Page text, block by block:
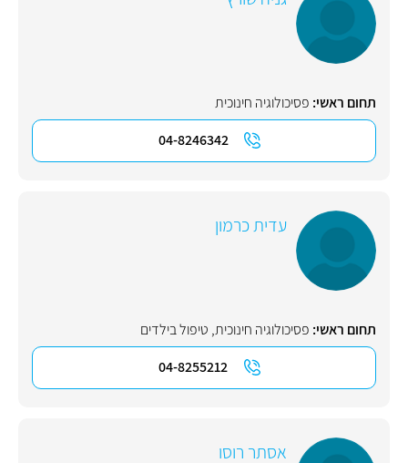
תחום ראשי: פסיכולוגיה חינוכית
04-8246342
עדית כרמון
תחום ראשי: פסיכולוגיה חינוכית, טיפול בילדים
04-8255212
אסתר רוסו